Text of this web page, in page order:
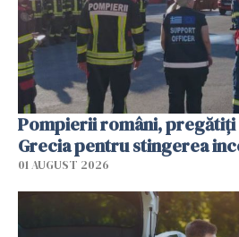
Pompierii români, pregătiţi
Grecia pentru stingerea
01 AUGUST 2026